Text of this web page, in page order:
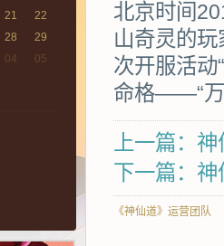
21
22
28
29
04 05
北京时间
山奇灵的
次开服活
命格——“万
上一篇：
下一篇：
《神仙道》运营团队